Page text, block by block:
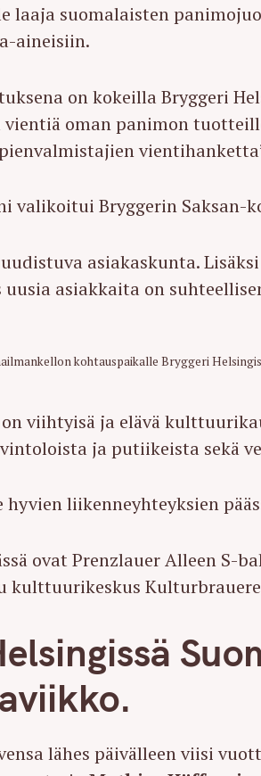
laaja suomalaisten
aineisiin.
on kokeilla Bryggeri
vientiä oman panimon
valikoitui Bryggerin
asiakaskunta.
asiakkaita on
kohtauspaikalle Bryggeri
viihtyisä ja elävä
ja putiikeista sekä
liikenneyhteyksien
ovat Prenzlauer Alleen S-
kulttuurikeskus
lähes päivälleen viisi